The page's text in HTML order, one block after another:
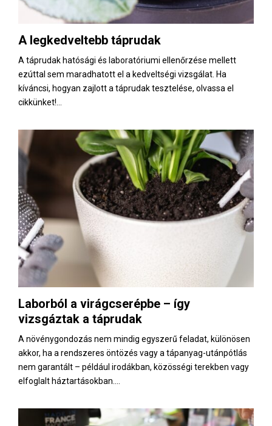
A legkedveltebb táprudak
A táprudak hatósági és laboratóriumi ellenőrzése mellett
ezúttal sem maradhatott el a kedveltségi vizsgálat. Ha
kíváncsi, hogyan zajlott a táprudak tesztelése, olvassa el
cikkünket!...
Laborból a virágcserépbe – így
vizsgáztak a táprudak
A növénygondozás nem mindig egyszerű feladat, különösen
akkor, ha a rendszeres öntözés vagy a tápanyag-utánpótlás
nem garantált – például irodákban, közösségi terekben vagy
elfoglalt háztartásokban....